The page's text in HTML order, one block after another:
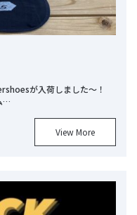
が入荷しました～！
…
View More